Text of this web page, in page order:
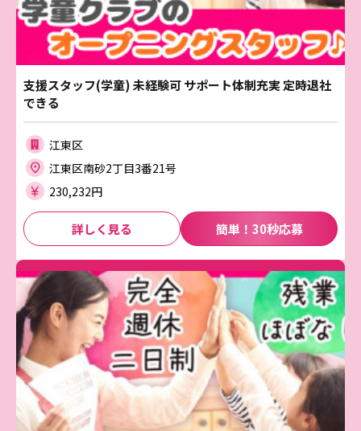
支援スタッフ(学童) 未経験可 サポート体制充実 定時退社
できる
江東区
江東区南砂2丁目3番21号
230,232円
詳しく見る 簡単！30秒応募